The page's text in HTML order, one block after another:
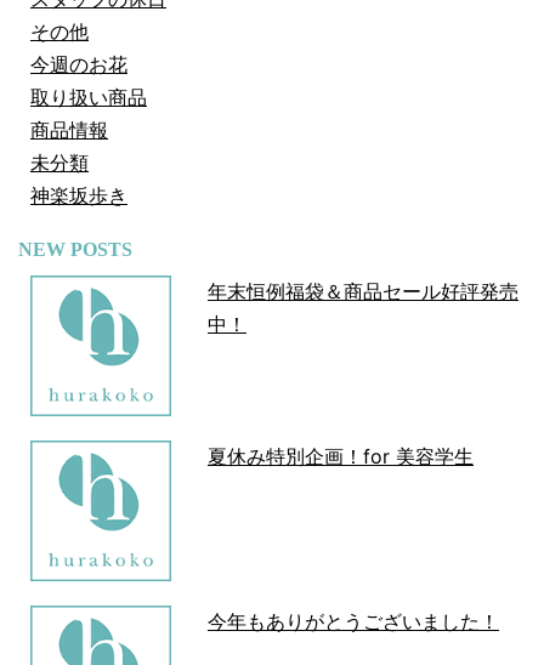
その他
今週のお花
取り扱い商品
商品情報
未分類
神楽坂歩き
NEW POSTS
年末恒例福袋＆商品セール好評発売
中！
夏休み特別企画！for 美容学生
今年もありがとうございました！